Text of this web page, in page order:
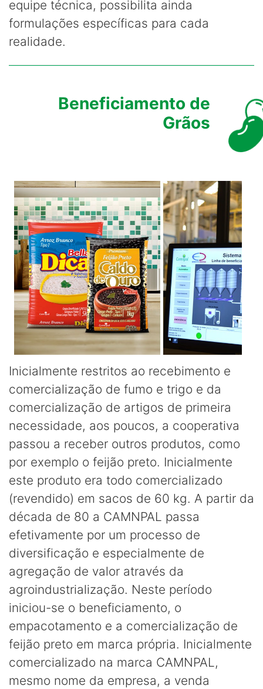
equipe técnica, possibilita ainda
formulações específicas para cada
realidade.
Beneficiamento de
Grãos
Inicialmente restritos ao recebimento e
comercialização de fumo e trigo e da
comercialização de artigos de primeira
necessidade, aos poucos, a cooperativa
passou a receber outros produtos, como
por exemplo o feijão preto. Inicialmente
este produto era todo comercializado
(revendido) em sacos de 60 kg. A partir da
década de 80 a CAMNPAL passa
efetivamente por um processo de
diversificação e especialmente de
agregação de valor através da
agroindustrialização. Neste período
iniciou-se o beneficiamento, o
empacotamento e a comercialização de
feijão preto em marca própria. Inicialmente
comercializado na marca CAMNPAL,
mesmo nome da empresa, a venda